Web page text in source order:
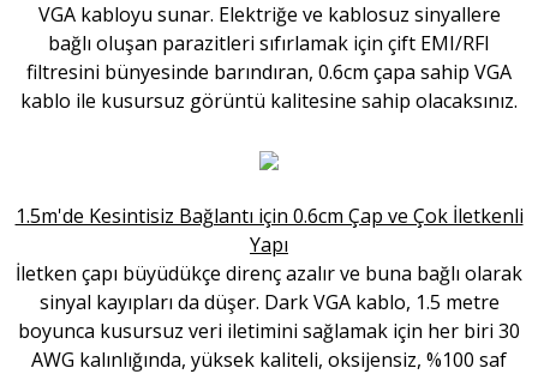
VGA kabloyu sunar. Elektriğe ve kablosuz sinyallere
bağlı oluşan parazitleri sıfırlamak için çift EMI/RFI
filtresini bünyesinde barındıran, 0.6cm çapa sahip VGA
kablo ile kusursuz görüntü kalitesine sahip olacaksınız.
1.5m'de Kesintisiz Bağlantı için 0.6cm Çap ve Çok İletkenli
Yapı
İletken çapı büyüdükçe direnç azalır ve buna bağlı olarak
sinyal kayıpları da düşer. Dark VGA kablo, 1.5 metre
boyunca kusursuz veri iletimini sağlamak için her biri 30
AWG kalınlığında, yüksek kaliteli, oksijensiz, %100 saf